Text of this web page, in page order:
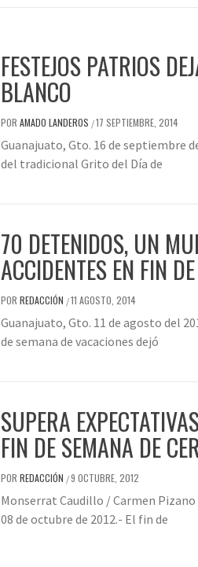
FESTEJOS PATRIOS
BLANCO
POR AMADO LANDEROS /17 SEPTIEMBRE, 2014
Guanajuato, Gto. 16 de septiembre
del tradicional Grito del Día de
70 DETENIDOS, UN
ACCIDENTES EN FIN
POR REDACCIÓN /11 AGOSTO, 2014
Guanajuato, Gto. 11 de agosto del
de semana de vacaciones dejó
SUPERA
FIN DE SEMANA DE
POR REDACCIÓN /9 OCTUBRE, 2012
Monserrat Caudillo / Carmen
08 de octubre de 2012.- El fin de